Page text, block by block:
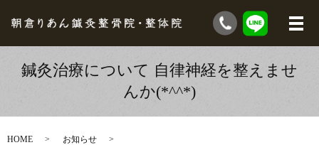
鍼灸治療について 自律神経を整えませ
んか(*^^*)
HOME
お知らせ